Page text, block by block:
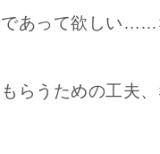
あって欲しい……
らうための工夫、